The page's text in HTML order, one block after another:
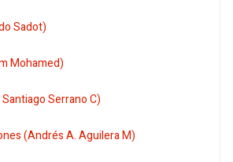
Sadot)
Mohamed)
Serrano C)
(Andrés A. Aguilera M)